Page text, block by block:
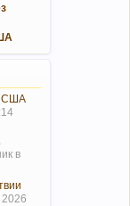
США
в